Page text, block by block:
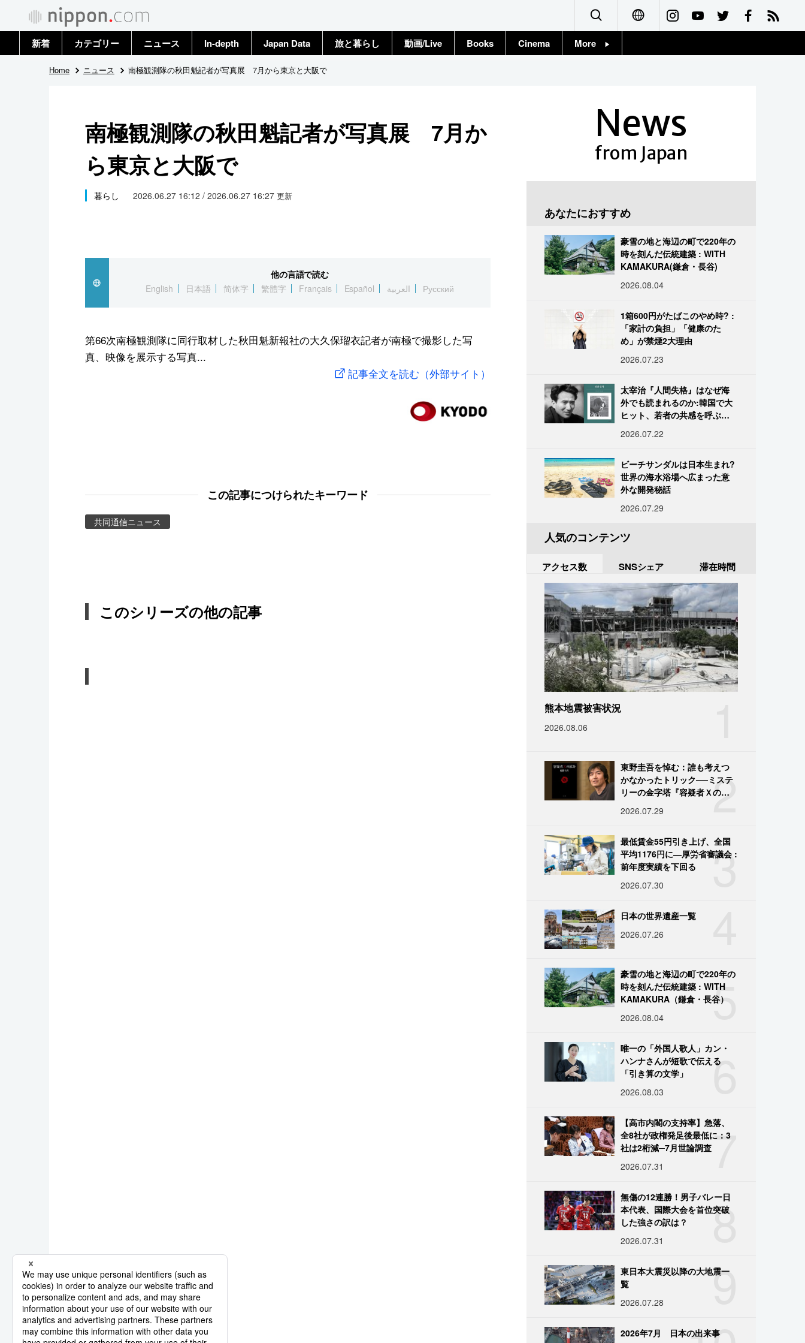
Français
新着 カテゴリー
政治・外交
国際
社会
文化
スポーツ・東京2020
ニュース
トップ
In-depth Japan Data 旅と暮らし 動画/Live Books Cinema More
Home ニュース 南極観測隊の秋田魁記者が写真展 7月から東京と大阪で
南極観測隊の秋田魁記者が写真展 7月か
ら東京と大阪で
暮らし 2026.06.27 16:12 / 2026.06.27 16:27 更新
他の言語で読む
English
日本語 简体字 繁體字 Français Español العربية Русский
第66次南極観測隊に同行取材した秋田魁新報社の大久保瑠衣記者が南極で撮影した写
真、映像を展示する写真...
記事全文を読む（外部サイト）
この記事につけられたキーワード
共同通信ニュース
このシリーズの他の記事
News
from Japan
あなたにおすすめ
豪雪の地と海辺の町で220年の
時を刻んだ伝統建築 : WITH
KAMAKURA(鎌倉・長谷)
2026.08.04
1箱600円がたばこのやめ時? :
「家計の負担」「健康のた
め」が禁煙2大理由
2026.07.23
太宰治『人間失格』はなぜ海
外でも読まれるのか:韓国で大
ヒット、若者の共感を呼ぶ
2026.07.22
ビーチサンダルは日本生まれ?
世界の海水浴場へ広まった意
外な開発秘話
2026.07.29
人気のコンテンツ
アクセス数 SNSシェア 滞在時間
熊本地震被害状況
2026.08.06
2
東野圭吾を悼む：誰も考えつ
かなかったトリック──ミステ
リーの金字塔『容疑者Ｘの献
2026.07.29
3
最低賃金55円引き上げ、全国
平均1176円に―厚労省審議会 :
前年度実績を下回る
2026.07.30
日本の世界遺産一覧
2026.07.26
5
豪雪の地と海辺の町で220年の
時を刻んだ伝統建築 : WITH
KAMAKURA（鎌倉・長谷）
2026.08.04
6
唯一の「外国人歌人」カン・
ハンナさんが短歌で伝える
「引き算の文学」
2026.08.03
7
【高市内閣の支持率】急落、
全8社が政権発足後最低に：3
社は2桁減─7月世論調査
2026.07.31
8
無傷の12連勝！男子バレー日
本代表、国際大会を首位突破
した強さの訳は？
2026.07.31
9
東日本大震災以降の大地震一
覧
2026.07.28
2026年7月 日本の出来事